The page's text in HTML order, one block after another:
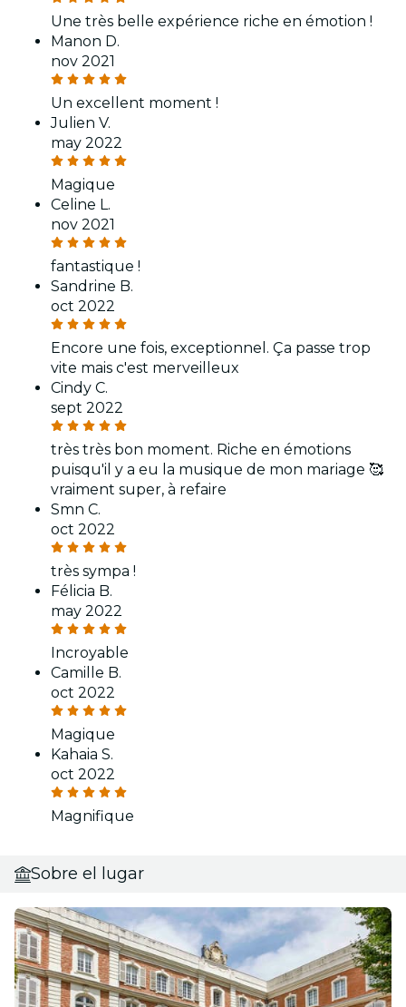
Une très belle expérience riche en émotion !
Manon D.
nov 2021
Un excellent moment !
Julien V.
may 2022
Magique
Celine L.
nov 2021
fantastique !
Sandrine B.
oct 2022
Encore une fois, exceptionnel. Ça passe trop
vite mais c'est merveilleux
Cindy C.
sept 2022
très très bon moment. Riche en émotions
puisqu'il y a eu la musique de mon mariage 🥰
vraiment super, à refaire
Smn C.
oct 2022
très sympa !
Félicia B.
may 2022
Incroyable
Camille B.
oct 2022
Magique
Kahaia S.
oct 2022
Magnifique
Sobre el lugar